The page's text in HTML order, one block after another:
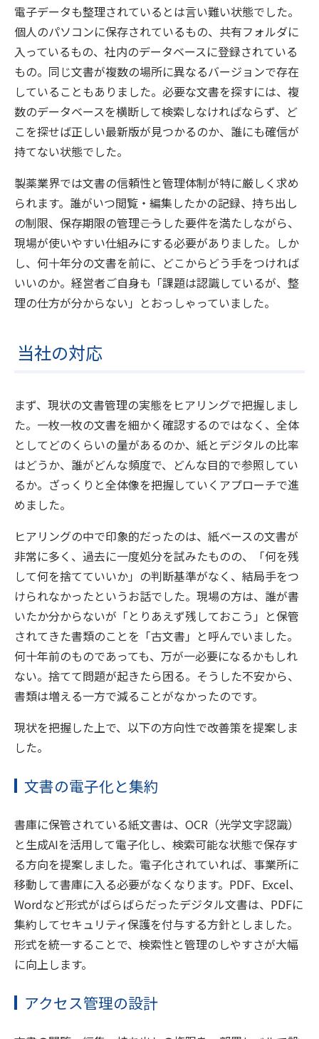
電子データも整理されているとは言い難い状態でした。
個人のパソコンに保存されているもの、共有フォルダに
入っているもの、社内のデータベースに登録されている
もの。同じ文書が複数の場所に異なるバージョンで存在
していることもありました。必要な文書を探すには、複
数のデータベースを横断して検索しなければならず、ど
こを探せば正しい最新版が見つかるのか、誰にも確信が
持てない状態でした。
製薬業界では文書の信頼性と管理体制が特に厳しく求め
られます。誰がいつ閲覧・編集したかの記録、持ち出し
の制限、保存期限の管理――こうした要件を満たしながら、
現場が使いやすい仕組みにする必要がありました。しか
し、何十年分の文書を前に、どこからどう手をつければ
いいのか。経営者ご自身も「課題は認識しているが、整
理の仕方が分からない」とおっしゃっていました。
当社の対応
まず、現状の文書管理の実態をヒアリングで把握しまし
た。一枚一枚の文書を細かく確認するのではなく、全体
としてどのくらいの量があるのか、紙とデジタルの比率
はどうか、誰がどんな頻度で、どんな目的で参照してい
るか。ざっくりと全体像を把握していくアプローチで進
めました。
ヒアリングの中で印象的だったのは、紙ベースの文書が
非常に多く、過去に一度処分を試みたものの、「何を残
して何を捨てていいか」の判断基準がなく、結局手をつ
けられなかったというお話でした。現場の方は、誰が書
いたか分からないが「とりあえず残しておこう」と保管
されてきた書類のことを「古文書」と呼んでいました。
何十年前のものであっても、万が一必要になるかもしれ
ない。捨てて問題が起きたら困る。そうした不安から、
書類は増える一方で減ることがなかったのです。
現状を把握した上で、以下の方向性で改善策を提案しま
した。
文書の電子化と集約
書庫に保管されている紙文書は、OCR（光学文字認識）
と生成AIを活用して電子化し、検索可能な状態で保存す
る方向を提案しました。電子化されていれば、事業所に
移動して書庫に入る必要がなくなります。PDF、Excel、
Wordなど形式がばらばらだったデジタル文書は、PDFに
集約してセキュリティ保護を付与する方針としました。
形式を統一することで、検索性と管理のしやすさが大幅
に向上します。
アクセス管理の設計